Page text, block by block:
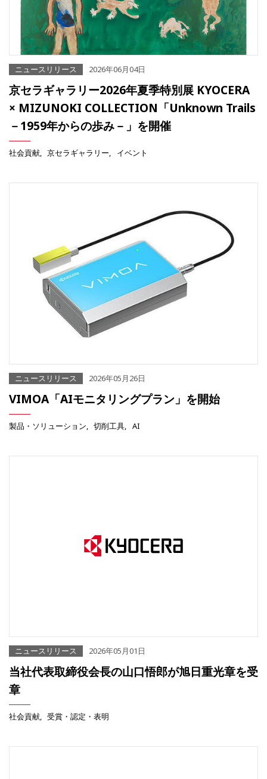
ニュースリリース 2026年06月04日
京セラギャラリー2026年夏季特別展 KYOCERA
× MIZUNOKI COLLECTION「Unknown Trails
－1959年からの歩み－」を開催
社会貢献 京セラギャラリー イベント
ニュースリリース 2026年05月26日
VIMOA「AIモニタリングプラン」を開始
製品・ソリューション 切削工具 AI
ニュースリリース 2026年05月01日
当社代表取締役会長の山口悟郎が旭日重光章を受
章
社会貢献 受賞・認定・表明